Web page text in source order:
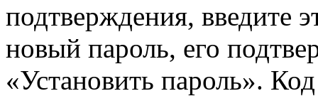
подтверждения, введите
новый пароль, его
«Установить пароль».